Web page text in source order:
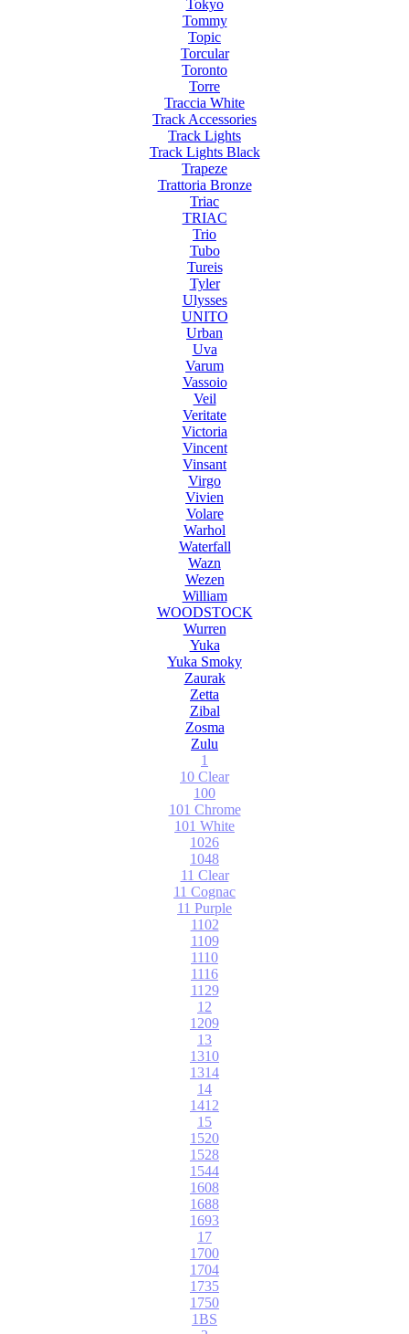
Tokyo
Tommy
Topic
Torcular
Toronto
Torre
Traccia White
Track Accessories
Track Lights
Track Lights Black
Trapeze
Trattoria Bronze
Triac
TRIAC
Trio
Tubo
Tureis
Tyler
Ulysses
UNITO
Urban
Uva
Varum
Vassoio
Veil
Veritate
Victoria
Vincent
Vinsant
Virgo
Vivien
Volare
Warhol
Waterfall
Wazn
Wezen
William
WOODSTOCK
Wurren
Yuka
Yuka Smoky
Zaurak
Zetta
Zibal
Zosma
Zulu
1
10 Clear
100
101 Chrome
101 White
1026
1048
11 Clear
11 Cognac
11 Purple
1102
1109
1110
1116
1129
12
1209
13
1310
1314
14
1412
15
1520
1528
1544
1608
1688
1693
17
1700
1704
1735
1750
1BS